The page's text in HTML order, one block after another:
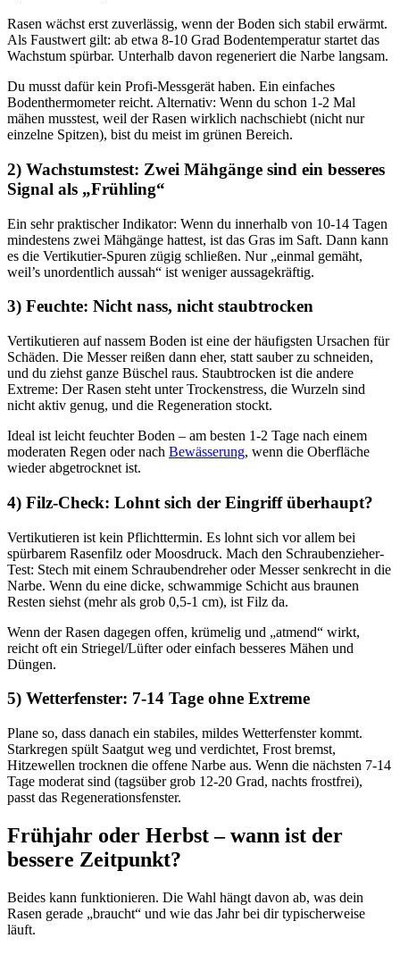
Rasen wächst erst zuverlässig, wenn der Boden sich stabil erwärmt.
Als Faustwert gilt: ab etwa 8-10 Grad Bodentemperatur startet das
Wachstum spürbar. Unterhalb davon regeneriert die Narbe langsam.
Du musst dafür kein Profi-Messgerät haben. Ein einfaches
Bodenthermometer reicht. Alternativ: Wenn du schon 1-2 Mal
mähen musstest, weil der Rasen wirklich nachschiebt (nicht nur
einzelne Spitzen), bist du meist im grünen Bereich.
2) Wachstumstest: Zwei Mähgänge sind ein besseres
Signal als „Frühling“
Ein sehr praktischer Indikator: Wenn du innerhalb von 10-14 Tagen
mindestens zwei Mähgänge hattest, ist das Gras im Saft. Dann kann
es die Vertikutier-Spuren zügig schließen. Nur „einmal gemäht,
weil’s unordentlich aussah“ ist weniger aussagekräftig.
3) Feuchte: Nicht nass, nicht staubtrocken
Vertikutieren auf nassem Boden ist eine der häufigsten Ursachen für
Schäden. Die Messer reißen dann eher, statt sauber zu schneiden,
und du ziehst ganze Büschel raus. Staubtrocken ist die andere
Extreme: Der Rasen steht unter Trockenstress, die Wurzeln sind
nicht aktiv genug, und die Regeneration stockt.
Ideal ist leicht feuchter Boden – am besten 1-2 Tage nach einem
moderaten Regen oder nach Bewässerung, wenn die Oberfläche
wieder abgetrocknet ist.
4) Filz-Check: Lohnt sich der Eingriff überhaupt?
Vertikutieren ist kein Pflichttermin. Es lohnt sich vor allem bei
spürbarem Rasenfilz oder Moosdruck. Mach den Schraubenzieher-
Test: Stech mit einem Schraubendreher oder Messer senkrecht in die
Narbe. Wenn du eine dicke, schwammige Schicht aus braunen
Resten siehst (mehr als grob 0,5-1 cm), ist Filz da.
Wenn der Rasen dagegen offen, krümelig und „atmend“ wirkt,
reicht oft ein Striegel/Lüfter oder einfach besseres Mähen und
Düngen.
5) Wetterfenster: 7-14 Tage ohne Extreme
Plane so, dass danach ein stabiles, mildes Wetterfenster kommt.
Starkregen spült Saatgut weg und verdichtet, Frost bremst,
Hitzewellen trocknen die offene Narbe aus. Wenn die nächsten 7-14
Tage moderat sind (tagsüber grob 12-20 Grad, nachts frostfrei),
passt das Regenerationsfenster.
Frühjahr oder Herbst – wann ist der
bessere Zeitpunkt?
Beides kann funktionieren. Die Wahl hängt davon ab, was dein
Rasen gerade „braucht“ und wie das Jahr bei dir typischerweise
läuft.